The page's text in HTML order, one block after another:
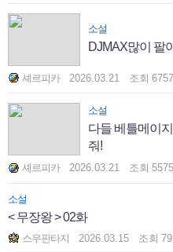
소설
DJMAX많이 팔
셰르피카 2026.03.21 조회 6757
소설
다들 베틀메이
줘!
셰르피카 2026.03.21 조회 5575
소설
< 무장왕 > 02화
스우판타지 2026.03.15 조회